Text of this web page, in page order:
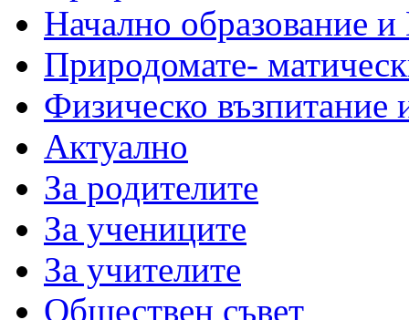
Начално образование
Природомате-
Физическо възпитание
Актуално
За родителите
За учениците
За учителите
Обществен съвет